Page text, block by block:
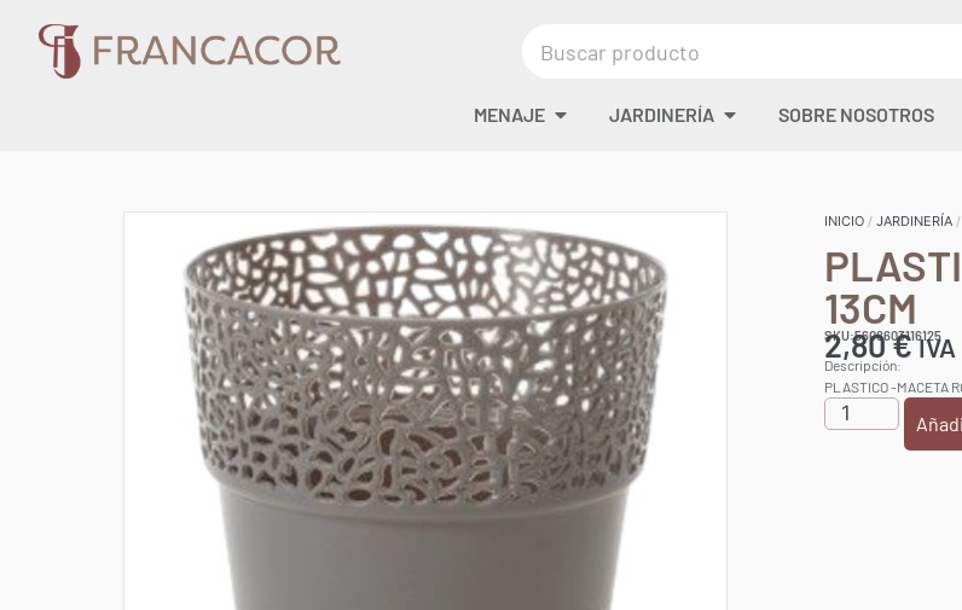
MENAJE JARDINERÍA SOBRE NOSOTROS
INICIO / JARDINERÍA /
13CM
SKU:5608603116125
2,80€IVA
Descripción:
PLASTICO -MACETA